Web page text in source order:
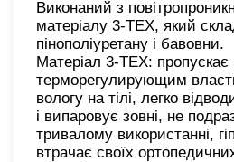
Виконаний з
матеріалу 3-ТЕХ, який
пінополіуретану і бавовни.
Матеріал 3-ТЕХ: пропускає
терморегулирующим
вологу на тілі, легко
і випаровує зовні, не
тривалому використанні,
втрачає своїх